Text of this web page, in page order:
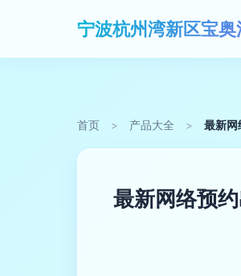
宁波杭州湾新区宝
首页 > 产品大全 > 最新网
最新网络预